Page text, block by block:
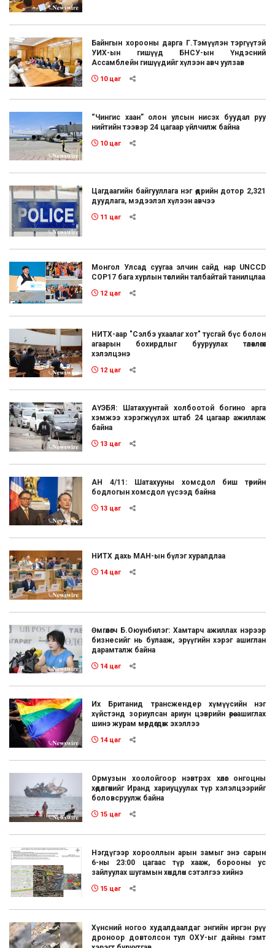
Байнгын хорооны дарга Г.Тэмүүлэн тэргүүтэй
УИХ-ын гишүүд БНСУ-ын Үндэсний
Ассамблейн гишүүдийг хүлээн авч уулзав
10 цаг
“Чингис хаан” олон улсын нисэх буудал руу
нийтийн тээвэр 24 цагаар үйлчилж байна
10 цаг
Цагдаагийн байгууллага нэг өдрийн дотор 2,321
дуудлага, мэдээлэл хүлээн авчээ
11 цаг
Монгол Улсад суугаа элчин сайд нар UNCCD
COP17 бага хурлын төслийн талбайтай танилцлаа
12 цаг
НИТХ-аар "Сэлбэ ухаалаг хот" тусгай бүс болон
агаарын бохирдлыг бууруулах төлөвлөгөөг
хэлэлцэнэ
12 цаг
АҮЭБЯ: Шатахуунтай холбоотой богино арга
хэмжээ хэрэгжүүлэх штаб 24 цагаар ажиллаж
байна
13 цаг
АН 4/11: Шатахууны хомсдол биш төрийн
бодлогын хомсдол үүсээд байна
13 цаг
НИТХ дахь МАН-ын бүлэг хуралдлаа
14 цаг
Өмгөөлөгч Б.Оюунбилэг: Хамтарч ажиллах нэрээр
бизнесийг нь булааж, эрүүгийн хэрэг ашиглан
дарамталж байна
14 цаг
Их Британид трансжендер хүмүүсийн нэг
хүйстэнд зориулсан ариун цэврийн өрөө ашиглах
шинэ журам мөрдөгдөж эхэллээ
14 цаг
Ормузын хоолойгоор нэвтрэх хөлөг онгоцны
хөдөлгөөнийг Иранд хариуцуулах түр хэлэлцээрийг
боловсруулж байна
15 цаг
Нэгдүгээр хорооллын арын замыг энэ сарын
6-ны 23:00 цагаас түр хааж, борооны ус
зайлуулах шугамын хөндлөн сэтэлгээ хийнэ
15 цаг
Хүнсний ногоо худалдаалдаг энгийн иргэн рүү
дроноор довтолсон тул ОХУ-ыг дайны гэмт